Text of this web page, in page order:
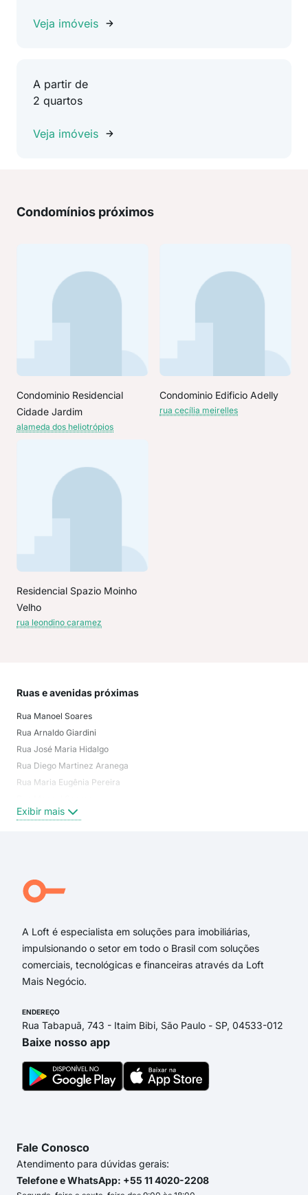
Veja imóveis
A partir de
2 quartos
Veja imóveis
Condomínios próximos
Condominio Residencial
Cidade Jardim
alameda dos heliotrópios
Condominio Edificio Adelly
rua cecília meirelles
Residencial Spazio Moinho
Velho
rua leondino caramez
Ruas e avenidas próximas
Rua Manoel Soares
Rua Arnaldo Giardini
Rua José Maria Hidalgo
Rua Diego Martinez Aranega
Rua Maria Eugênia Pereira
Avenida Miguel Patrício de Moraes
Rua Maria Luvizotto Catto
Rua Professora Hortência Soares do Amaral
Exibir mais
A Loft é especialista em soluções para imobiliárias,
impulsionando o setor em todo o Brasil com soluções
comerciais, tecnológicas e financeiras através da Loft
Mais Negócio.
ENDEREÇO
Rua Tabapuã, 743 - Itaim Bibi, São Paulo - SP, 04533-012
Baixe nosso app
Fale Conosco
Atendimento para dúvidas gerais:
Telefone e WhatsApp: +55 11 4020-2208